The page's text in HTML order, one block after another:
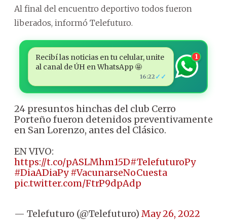
Al final del encuentro deportivo todos fueron
liberados, informó Telefuturo.
Recibí las noticias en tu celular, unite
al canal de ÚH en WhatsApp 🤩
16:22 ✓✓
1
24 presuntos hinchas del club Cerro
Porteño fueron detenidos preventivamente
en San Lorenzo, antes del Clásico.
EN VIVO:
https://t.co/pASLMhm15D#TelefuturoPy
#DiaADiaPy #VacunarseNoCuesta
pic.twitter.com/FtrP9dpAdp
— Telefuturo (@Telefuturo) May 26, 2022